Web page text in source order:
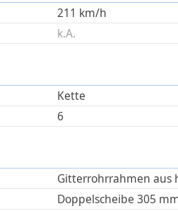
211 km/h
k.A.
Kette
6
Gitterrohrrahmen aus
Doppelscheibe 305